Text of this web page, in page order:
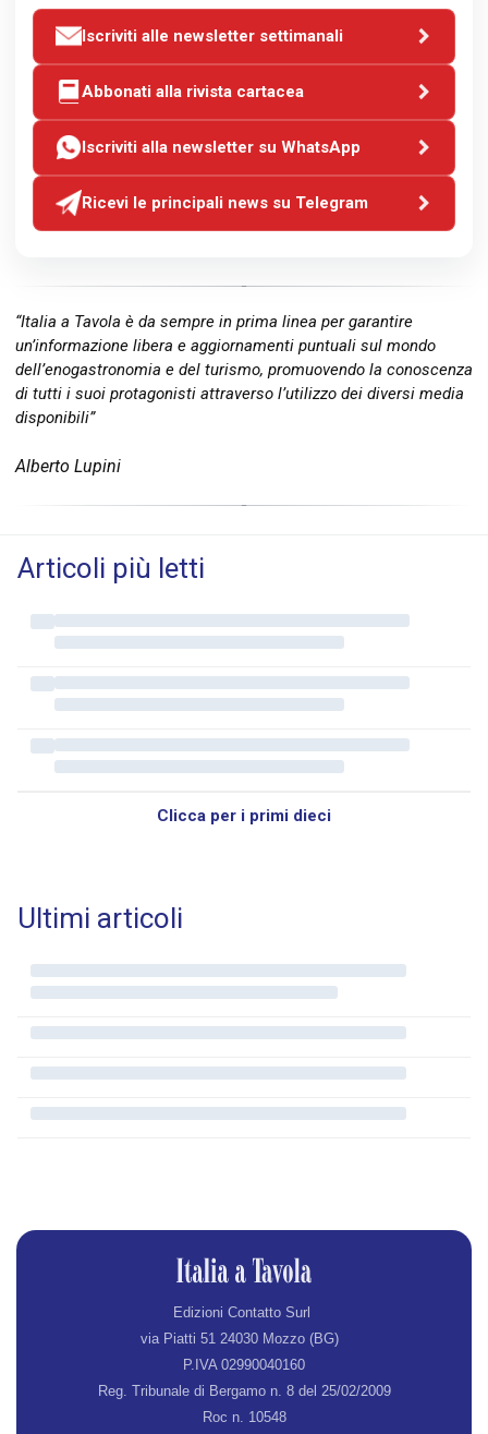
Iscriviti alle newsletter settimanali
Abbonati alla rivista cartacea
Iscriviti alla newsletter su WhatsApp
Ricevi le principali news su Telegram
“Italia a Tavola è da sempre in prima linea per garantire
un’informazione libera e aggiornamenti puntuali sul mondo
dell’enogastronomia e del turismo, promuovendo la conoscenza
di tutti i suoi protagonisti attraverso l’utilizzo dei diversi media
disponibili”
Alberto Lupini
Articoli più letti
Clicca per i primi dieci
Ultimi articoli
Edizioni Contatto Surl
via Piatti 51 24030 Mozzo (BG)
P.IVA 02990040160
Reg. Tribunale di Bergamo n. 8 del 25/02/2009
Roc n. 10548